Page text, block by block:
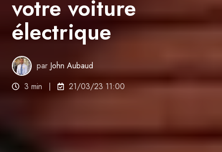
votre voiture
électrique
par John Aubaud
3 min
21/03/23 11:00